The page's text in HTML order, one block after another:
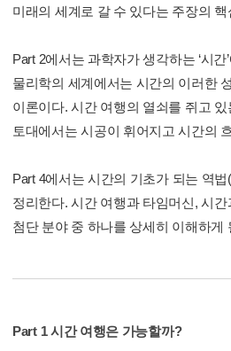
미래의 세계로 갈 수 있다는 주장의
Part 2에서는 과학자가 생각하는 ‘시
물리학의 세계에서는 시간의 이러한
이론이다. 시간 여행의 열쇠를 쥐고
토대에서는 시공이 휘어지고 시간의
Part 4에서는 시간의 기초가 되는 역
정리한다. 시간 여행과 타임머신, 시
첨단 분야 중 하나를 상세히 이해하게
Part 1 시간 여행은 가능할까?